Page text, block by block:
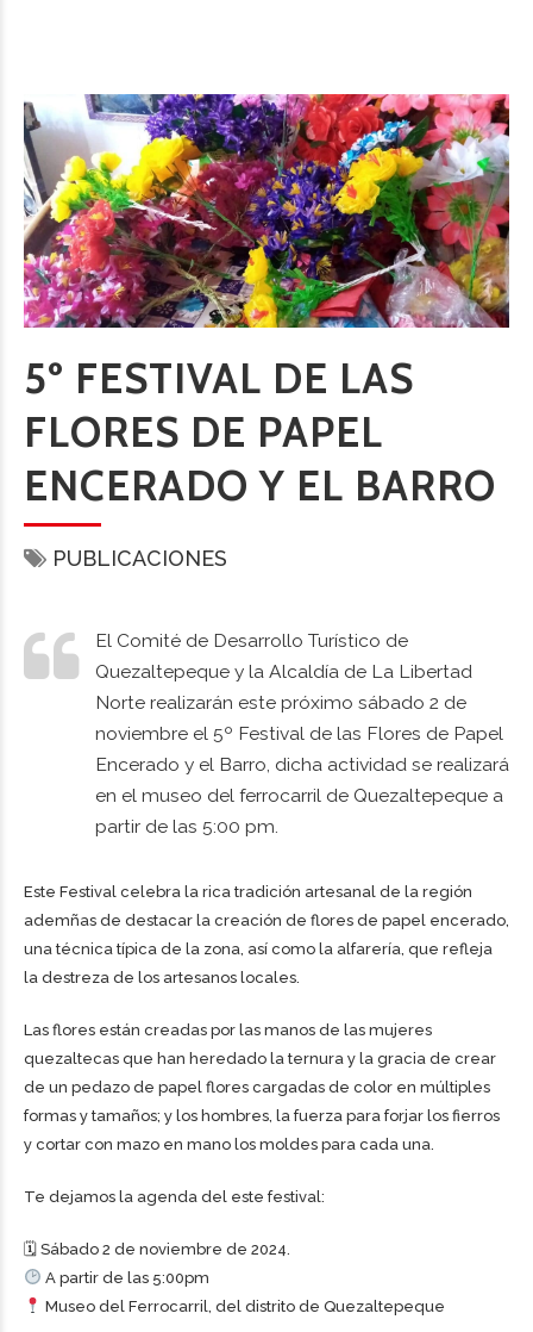
5º FESTIVAL DE LAS
FLORES DE PAPEL
ENCERADO Y EL BARRO
PUBLICACIONES
El Comité de Desarrollo Turístico de
Quezaltepeque y la Alcaldía de La Libertad
Norte realizarán este próximo sábado 2 de
noviembre el 5º Festival de las Flores de Papel
Encerado y el Barro, dicha actividad se realizará
en el museo del ferrocarril de Quezaltepeque a
partir de las 5:00 pm.
Este Festival celebra la rica tradición artesanal de la región
ademñas de destacar la creación de flores de papel encerado,
una técnica típica de la zona, así como la alfarería, que refleja
la destreza de los artesanos locales.
Las flores están creadas por las manos de las mujeres
quezaltecas que han heredado la ternura y la gracia de crear
de un pedazo de papel flores cargadas de color en múltiples
formas y tamaños; y los hombres, la fuerza para forjar los fierros
y cortar con mazo en mano los moldes para cada una.
Te dejamos la agenda del este festival:
🗓 Sábado 2 de noviembre de 2024.
A partir de las 5:00pm
Museo del Ferrocarril, del distrito de Quezaltepeque